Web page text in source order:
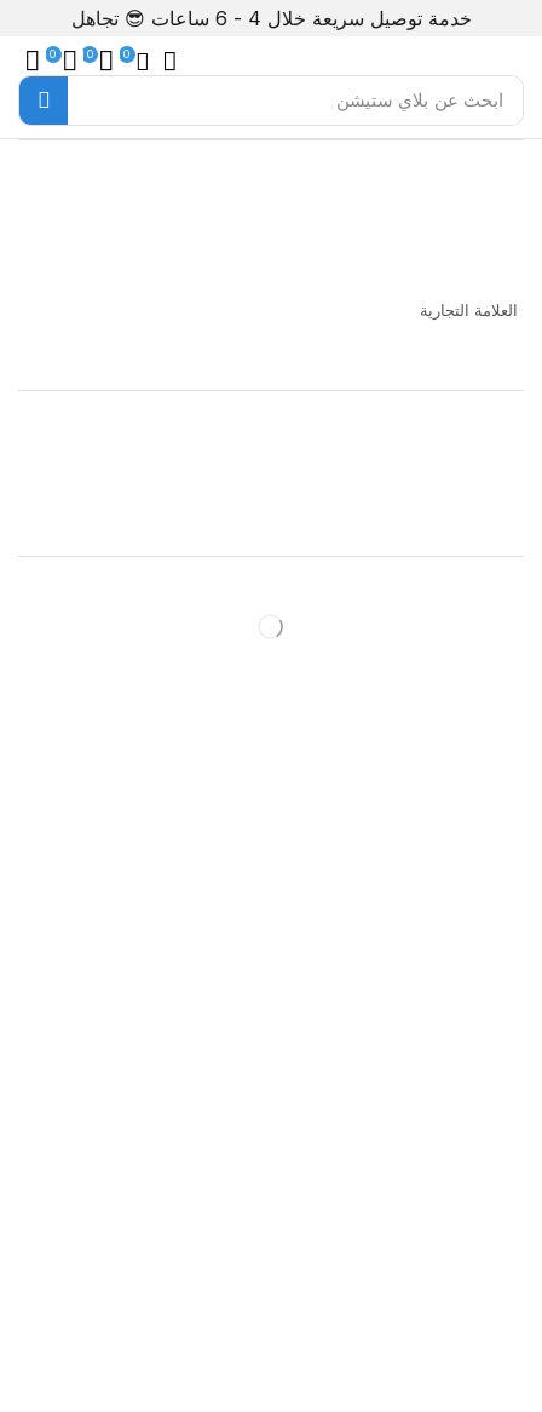
خدمة توصيل سريعة خلال 4 - 6 ساعات 😎 تجاهل
ابحث عن بلاي ستيشن
0
0
0
العلامة التجارية